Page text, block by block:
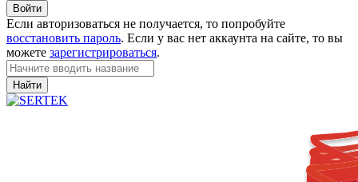
Войти
Если авторизоваться не получается, то попробуйте
восстановить пароль. Если у вас нет аккаунта на сайте, то вы
можете зарегистрироваться.
Найти